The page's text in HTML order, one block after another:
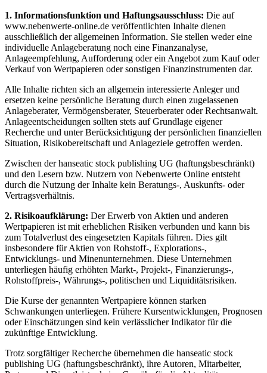
1. Informationsfunktion und Haftungsausschluss: Die auf
www.nebenwerte-online.de veröffentlichten Inhalte dienen
ausschließlich der allgemeinen Information. Sie stellen weder eine
individuelle Anlageberatung noch eine Finanzanalyse,
Anlageempfehlung, Aufforderung oder ein Angebot zum Kauf oder
Verkauf von Wertpapieren oder sonstigen Finanzinstrumenten dar.
Alle Inhalte richten sich an allgemein interessierte Anleger und
ersetzen keine persönliche Beratung durch einen zugelassenen
Anlageberater, Vermögensberater, Steuerberater oder Rechtsanwalt.
Anlageentscheidungen sollten stets auf Grundlage eigener
Recherche und unter Berücksichtigung der persönlichen finanziellen
Situation, Risikobereitschaft und Anlageziele getroffen werden.
Zwischen der hanseatic stock publishing UG (haftungsbeschränkt)
und den Lesern bzw. Nutzern von Nebenwerte Online entsteht
durch die Nutzung der Inhalte kein Beratungs-, Auskunfts- oder
Vertragsverhältnis.
2. Risikoaufklärung: Der Erwerb von Aktien und anderen
Wertpapieren ist mit erheblichen Risiken verbunden und kann bis
zum Totalverlust des eingesetzten Kapitals führen. Dies gilt
insbesondere für Aktien von Rohstoff-, Explorations-,
Entwicklungs- und Minenunternehmen. Diese Unternehmen
unterliegen häufig erhöhten Markt-, Projekt-, Finanzierungs-,
Rohstoffpreis-, Währungs-, politischen und Liquiditätsrisiken.
Die Kurse der genannten Wertpapiere können starken
Schwankungen unterliegen. Frühere Kursentwicklungen, Prognosen
oder Einschätzungen sind kein verlässlicher Indikator für die
zukünftige Entwicklung.
Trotz sorgfältiger Recherche übernehmen die hanseatic stock
publishing UG (haftungsbeschränkt), ihre Autoren, Mitarbeiter,